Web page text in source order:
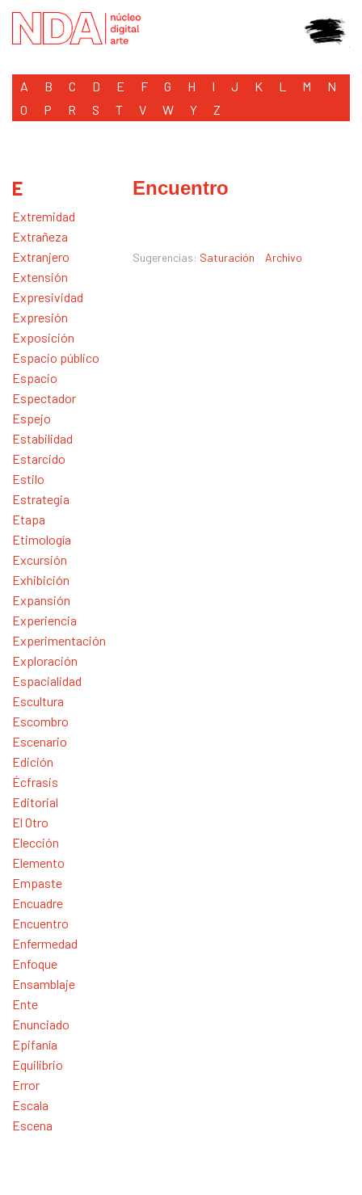
A B C D E F G H I J K L M
N
O
P R S T V W Y Z
E
Extremidad
Extrañeza
Extranjero
Extensión
Expresividad
Expresión
Exposición
Espacio público
Espacio
Espectador
Espejo
Estabilidad
Estarcido
Estilo
Estrategia
Etapa
Etimología
Excursión
Exhibición
Expansión
Experiencia
Experimentación
Exploración
Espacialidad
Escultura
Escombro
Escenario
Edición
Écfrasis
Editorial
El Otro
Elección
Elemento
Empaste
Encuadre
Encuentro
Enfermedad
Enfoque
Ensamblaje
Ente
Enunciado
Epifanía
Equilibrio
Error
Escala
Escena
Encuentro
Sugerencias: Saturación Archivo